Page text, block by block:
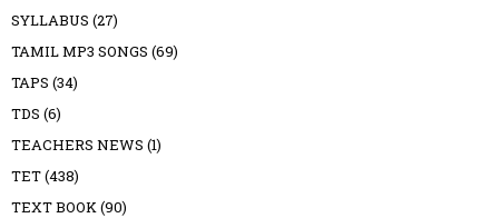
SYLLABUS (27)
TAMIL MP3 SONGS (69)
TAPS (34)
TDS (6)
TEACHERS NEWS (1)
TET(438)
TEXT BOOK(90)